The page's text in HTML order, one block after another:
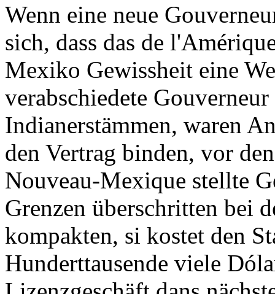
Wenn eine neue
sich, dass das de
Mexiko Gewissheit eine
verabschiedete
Indianerstämmen, waren
den Vertrag binden, vor
Nouveau-Mexique stellte
Grenzen überschritten bei
kompakten, si kostet den
Hunderttausende viele